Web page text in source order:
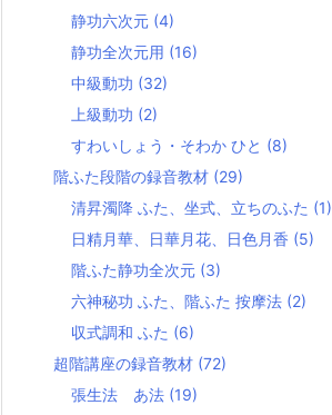
静功六次元 (4)
静功全次元用 (16)
中級動功 (32)
上級動功 (2)
すわいしょう・そわか ひと (8)
階ふた段階の録音教材 (29)
清昇濁降 ふた、坐式、立ちのふた (1)
日精月華、日華月花、日色月香 (5)
階ふた静功全次元 (3)
六神秘功 ふた、階ふた 按摩法 (2)
収式調和 ふた (6)
超階講座の録音教材 (72)
張生法 あ法 (19)